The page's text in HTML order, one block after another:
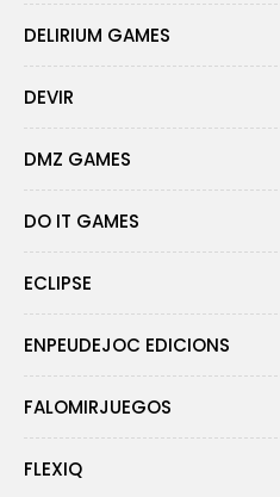
DELIRIUM GAMES
DEVIR
DMZ GAMES
DO IT GAMES
ECLIPSE
ENPEUDEJOC EDICIONS
FALOMIRJUEGOS
FLEXIQ